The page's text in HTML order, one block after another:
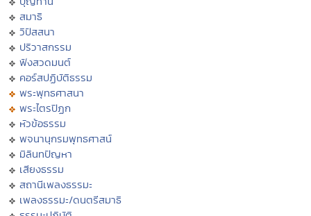
สมาธิ
วิปัสสนา
ปริวาสกรรม
ฟังสวดมนต์
คอร์สปฏิบัติธรรม
พระพุทธศาสนา
พระไตรปิฏก
หัวข้อธรรม
พจนานุกรมพุทธศาสน์
มิลินทปัญหา
เสียงธรรม
สถานีเพลงธรรมะ
เพลงธรรมะ/ดนตรีสมาธิ